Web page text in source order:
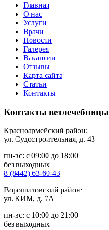
Главная
О нас
Услуги
Врачи
Новости
Галерея
Вакансии
Отзывы
Карта сайта
Статьи
Контакты
Контакты ветлечебницы
Красноармейский район:
ул. Судостроительная, д. 43
пн-вс: с 09:00 до 18:00
без выходных
8 (8442) 63-60-43
Ворошиловский район:
ул. КИМ, д. 7А
пн-вс: с 10:00 до 21:00
без выходных